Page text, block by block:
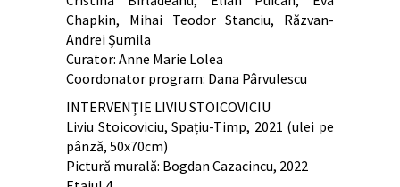
Chapkin, Mihai Teodor Stanciu, Răzvan-
Andrei Șumila
Curator: Anne Marie Lolea
Coordonator program: Dana Pârvulescu
INTERVENȚIE LIVIU STOICOVICIU
Liviu Stoicoviciu, Spațiu-Timp, 2021 (ulei pe
pânză, 50x70cm)
Pictură murală: Bogdan Cazacincu, 2022